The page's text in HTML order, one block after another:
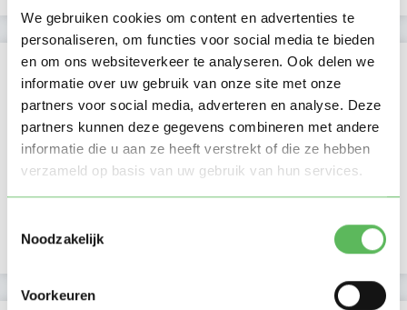
We gebruiken cookies om content en advertenties te
personaliseren, om functies voor social media te bieden
en om ons websiteverkeer te analyseren. Ook delen we
informatie over uw gebruik van onze site met onze
partners voor social media, adverteren en analyse. Deze
partners kunnen deze gegevens combineren met andere
informatie die u aan ze heeft verstrekt of die ze hebben
verzameld op basis van uw gebruik van hun services.
Noodzakelijk
Voorkeuren
Verificaties
E-mailadres is geverifieerd
Google is gekoppeld
In het bezit van een kinder EHBO certificaat
In het bezit van een VOG per 06 maart 2019